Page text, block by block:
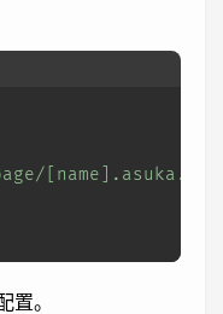
[name].asuka.js"
置。